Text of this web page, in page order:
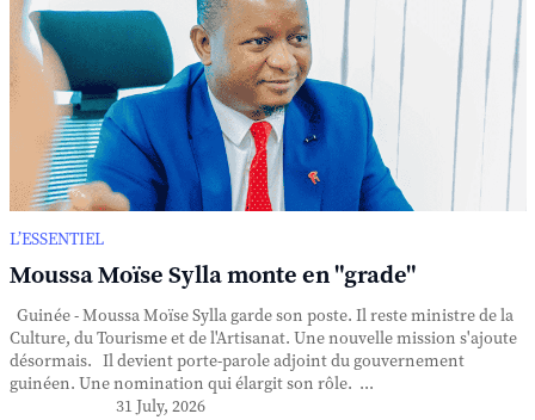
L’ESSENTIEL
Moussa Moïse Sylla monte en "grade"
Guinée - Moussa Moïse Sylla garde son poste. Il reste ministre de la
Culture, du Tourisme et de l'Artisanat. Une nouvelle mission s'ajoute
désormais. Il devient porte-parole adjoint du gouvernement
guinéen. Une nomination qui élargit son rôle. ...
31 July, 2026